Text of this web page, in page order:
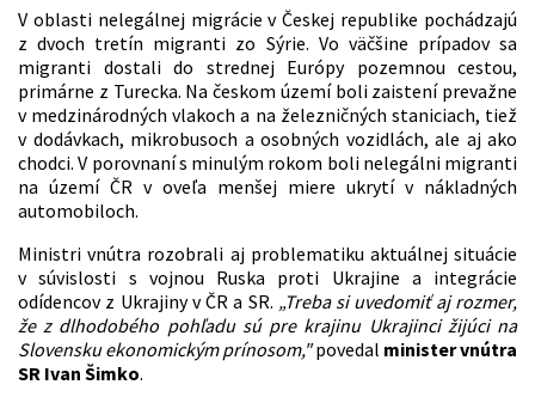
V oblasti nelegálnej migrácie v Českej republike pochádzajú
z dvoch tretín migranti zo Sýrie. Vo väčšine prípadov sa
migranti dostali do strednej Európy pozemnou cestou,
primárne z Turecka. Na českom území boli zaistení prevažne
v medzinárodných vlakoch a na železničných staniciach, tiež
v dodávkach, mikrobusoch a osobných vozidlách, ale aj ako
chodci. V porovnaní s minulým rokom boli nelegálni migranti
na území ČR v oveľa menšej miere ukrytí v nákladných
automobiloch.
Ministri vnútra rozobrali aj problematiku aktuálnej situácie
v súvislosti s vojnou Ruska proti Ukrajine a integrácie
odídencov z Ukrajiny v ČR a SR. „Treba si uvedomiť aj rozmer,
že z dlhodobého pohľadu sú pre krajinu Ukrajinci žijúci na
Slovensku ekonomickým prínosom," povedal minister vnútra
SR Ivan Šimko.